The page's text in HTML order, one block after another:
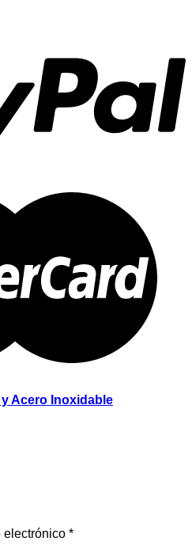
Acero Inoxidable
electrónico *